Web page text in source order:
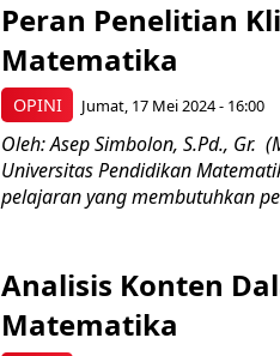
OPINI
Peran Penelitian
Matematika
Jumat, 17 Mei 2024 - 16:00
Oleh: Asep Simbolon, S.Pd., Gr.
Universitas Pendidikan
pelajaran yang membutuhkan
Analisis Konten
Matematika